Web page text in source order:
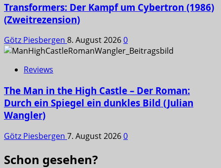
Transformers: Der Kampf um Cybertron (1986)
(Zweitrezension)
Götz Piesbergen 8. August 20260
Reviews
The Man in the High Castle – Der Roman:
Durch ein Spiegel ein dunkles Bild (Julian
Wangler)
Götz Piesbergen 7. August 20260
Schon gesehen?